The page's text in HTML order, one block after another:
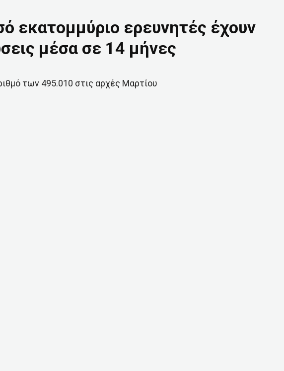
εκατομμύριο ερευνητές έχουν
μέσα σε 14 μήνες
των 495.010 στις αρχές Μαρτίου